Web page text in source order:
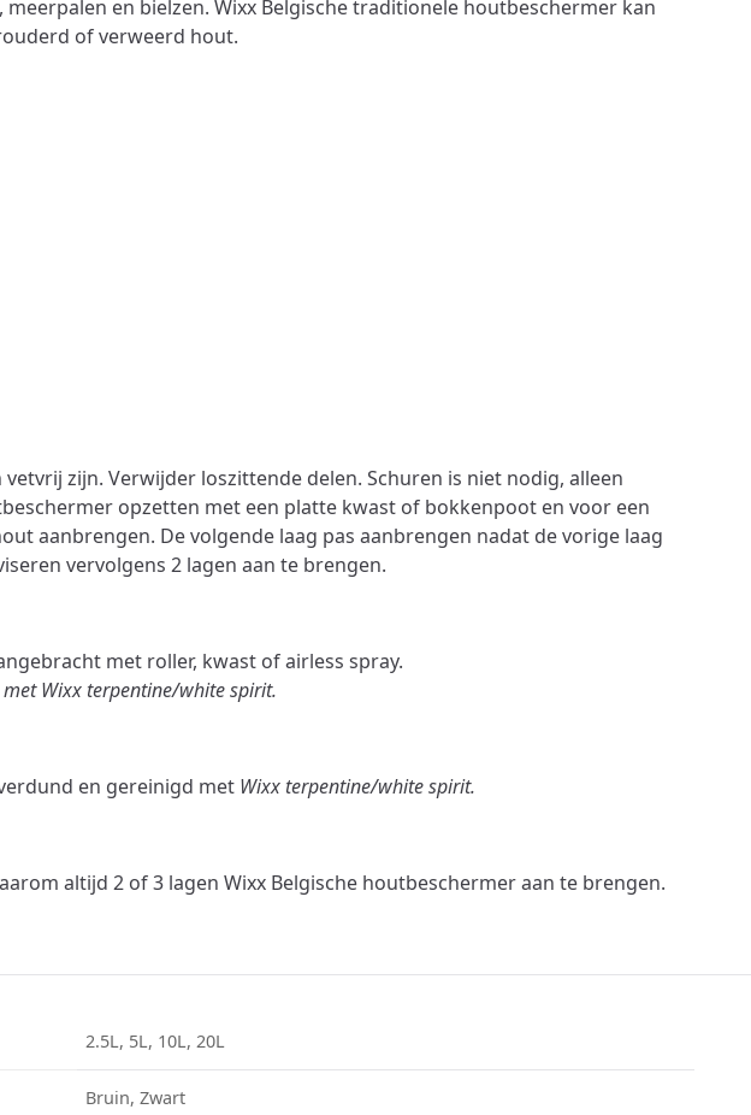
en bielzen. Wixx Belgische traditionele houtbeschermer kan
of verweerd hout.
zijn. Verwijder loszittende delen. Schuren is niet nodig, alleen
opzetten met een platte kwast of bokkenpoot en voor een
aanbrengen. De volgende laag pas aanbrengen nadat de vorige laag
vervolgens 2 lagen aan te brengen.
met roller, kwast of airless spray.
Wixx terpentine/white spirit.
en gereinigd met Wixx terpentine/white spirit.
altijd 2 of 3 lagen Wixx Belgische houtbeschermer aan te brengen.
2.5L, 5L, 10L, 20L
Bruin, Zwart